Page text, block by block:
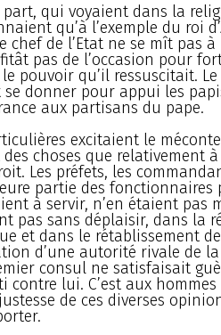
part, qui voyaient dans la
qu’à l’exemple du roi
chef de l’Etat ne se mît pas
pas de l’occasion pour
pouvoir qu’il ressuscitait.
donner pour appui les
aux partisans du pape.
excitaient le
choses que relativement
Les préfets, les
partie des fonctionnaires
à servir, n’en étaient pas
pas sans déplaisir, dans la
et dans le rétablissement
d’une autorité rivale de
consul ne satisfaisait
contre lui. C’est aux
de ces diverses